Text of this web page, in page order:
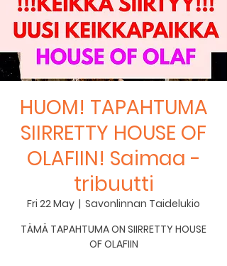
HUOM! TAPAHTUMA
SIIRRETTY HOUSE OF
OLAFIIN! Saimaa -
tribuutti
Fri 22 May
  |
Savonlinnan Taidelukio
TÄMÄ TAPAHTUMA ON SIIRRETTY HOUSE
OF OLAFIIN